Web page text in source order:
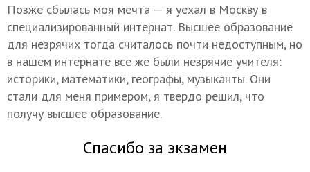
Позже сбылась моя мечта — я уехал в Москву в
специализированный интернат. Высшее образование
для незрячих тогда считалось почти недоступным, но
в нашем интернате все же были незрячие учителя:
историки, математики, географы, музыканты. Они
стали для меня примером, я твердо решил, что
получу высшее образование.
Спасибо за экзамен